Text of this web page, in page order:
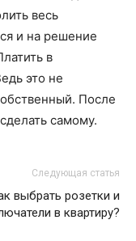
весь
и на решение
в
это не
После
самому.
Следующая статья
выбрать розетки и
в квартиру?